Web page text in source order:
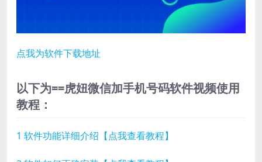
点我为软件下载地址
以下为==虎妞微信加手机号码软件视频使用
教程：
1 软件功能详细介绍【点我查看教程】